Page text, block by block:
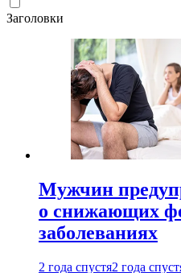
Заголовки
Мужчин
о снижающих
заболеваниях
2 года спустя2 года